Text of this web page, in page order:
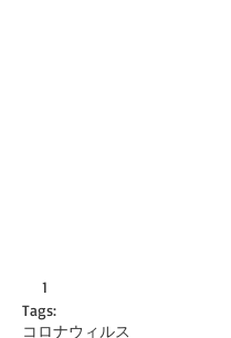
1
Tags:
コロナウィルス